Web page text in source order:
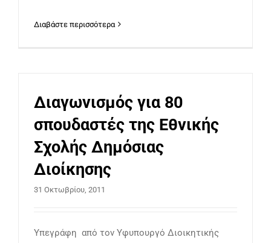
Διαβάστε περισσότερα
Διαγωνισμός για 80
σπουδαστές της Εθνικής
Σχολής Δημόσιας
Διοίκησης
31 Οκτωβρίου, 2011
Υπεγράφη από τον Υφυπουργό Διοικητικής